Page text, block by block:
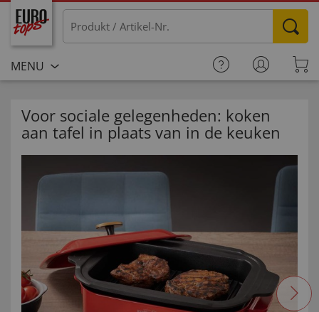
MENU
Voor sociale gelegenheden: koken
aan tafel in plaats van in de keuken